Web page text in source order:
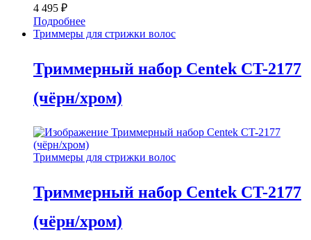
4 495 ₽
Подробнее
Триммеры для стрижки волос
Триммерный набор Centek CT-2177
(чёрн/хром)
Триммеры для стрижки волос
Триммерный набор Centek CT-2177
(чёрн/хром)